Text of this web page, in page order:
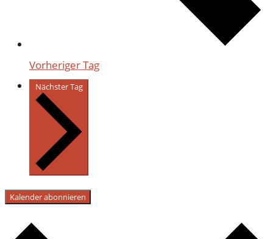
Vorheriger Tag
Nächster Tag
Kalender abonnieren